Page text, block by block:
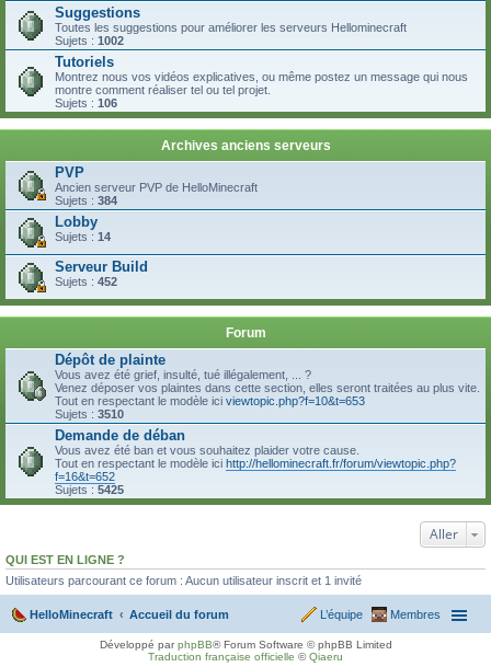
Suggestions
Toutes les suggestions pour améliorer les serveurs Hellominecraft
Sujets : 1002
Tutoriels
Montrez nous vos vidéos explicatives, ou même postez un message qui nous
montre comment réaliser tel ou tel projet.
Sujets : 106
Archives anciens serveurs
PVP
Ancien serveur PVP de HelloMinecraft
Sujets : 384
Lobby
Sujets : 14
Serveur Build
Sujets : 452
Forum
Dépôt de plainte
Vous avez été grief, insulté, tué illégalement, ... ?
Venez déposer vos plaintes dans cette section, elles seront traitées au plus vite.
Tout en respectant le modèle ici viewtopic.php?f=10&t=653
Sujets : 3510
Demande de déban
Vous avez été ban et vous souhaitez plaider votre cause.
Tout en respectant le modèle ici http://hellominecraft.fr/forum/viewtopic.php?
f=16&t=652
Sujets : 5425
Aller
QUI EST EN LIGNE ?
Utilisateurs parcourant ce forum : Aucun utilisateur inscrit et 1 invité
HelloMinecraft Accueil du forum Membres
L’équipe
Développé parphpBB® Forum Software © phpBB Limited
Traduction française officielle ©Qiaeru